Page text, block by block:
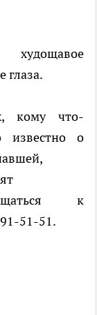
глаза.
, кому что-
известно о
к
51-51.